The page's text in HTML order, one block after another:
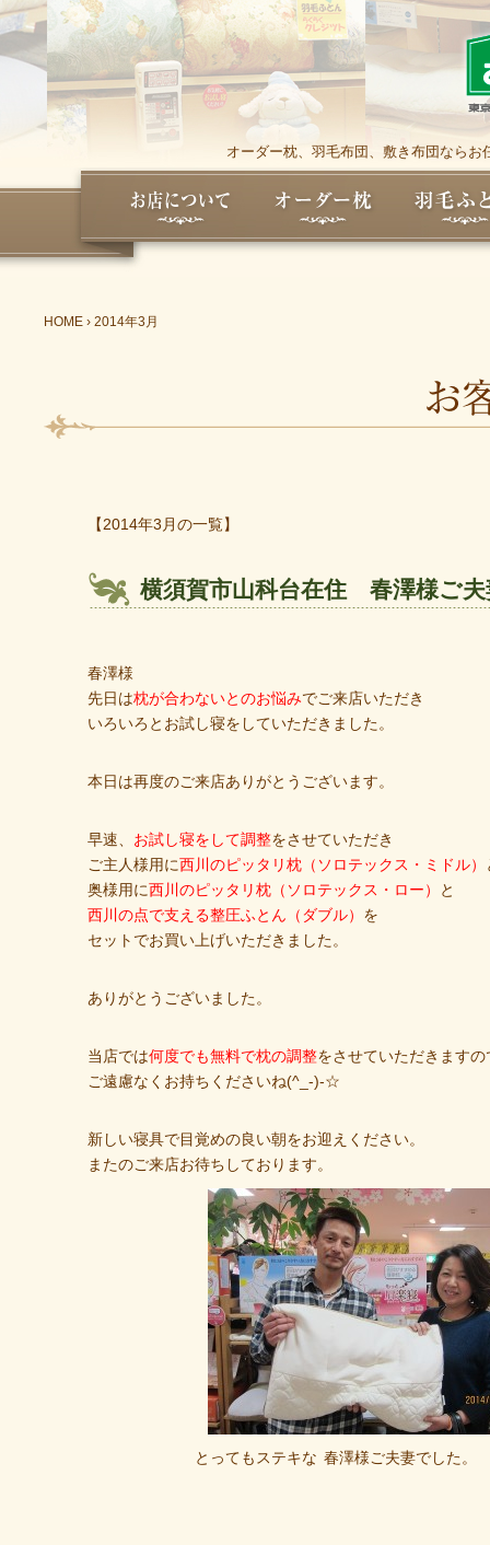
オーダー枕、羽毛布団、敷き布団なら
HOME › 2014年3月
【2014年3月の一覧】
横須賀市山科台在住 春澤様ご夫
春澤様
先日は枕が合わないとのお悩みでご来店いただき
いろいろとお試し寝をしていただきました。
本日は再度のご来店ありがとうございます。
早速、 お試し寝をして調整をさせていただき
ご主人様用に西川のピッタリ枕（ソロテックス・ミドル）
奥様用に西川のピッタリ枕（ソロテックス・ロー）
と
西川の点で支える整圧ふとん（ダブル） を
セットでお買い上げいただきました。
ありがとうございました。
当店では何度でも無料で枕の調整をさせていただきますの
ご遠慮なくお持ちくださいね(^_-)-☆
新しい寝具で目覚めの良い朝をお迎えください。
またのご来店お待ちしております。
とってもステキな 春澤様ご夫妻でした。